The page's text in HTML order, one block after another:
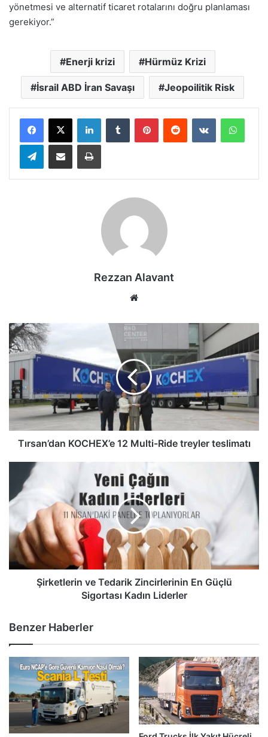
yönetmesi ve alternatif ticaret rotalarını doğru planlaması
gerekiyor.”
Enerji krizi Hürmüz Krizi
İsrail ABD İran Savaşı Jeopoilitik Risk
LinkedInTumblr PinterestReddit VKontakte
TelegramE-Posta ile paylaş Yazdır
Rezzan Alavant
Tırsan’dan
KOCHEX’e
12
Multi-
Ride
treyler
teslimatı
Tırsan’dan KOCHEX’e 12 Multi-Ride treyler teslimatı
Şirketlerin
Tedarik
Zincirlerinin
En
Güçlü
Sigortası
Kadın
Liderler
Şirketlerin ve Tedarik Zincirlerinin En Güçlü
Sigortası Kadın Liderler
Benzer Haberler